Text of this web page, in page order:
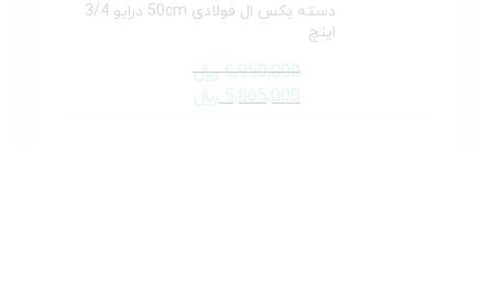
دسته بکس ال فولادی 50cm درایو 3/4
اینچ
6,950,000 ﷼
5,865,000 ﷼